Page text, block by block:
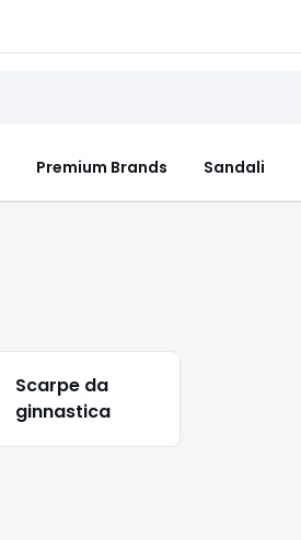
Premium Brands Sandali
Scarpe da
ginnastica